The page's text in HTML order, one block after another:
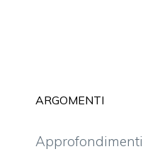
ARGOMENTI
Approfondimenti